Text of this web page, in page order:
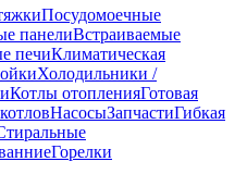
Посудомоечные
панелиВстраиваемые
печиКлиматическая
Холодильники /
Котлы отопленияГотовая
НасосыЗапчастиГибкая
Горелки